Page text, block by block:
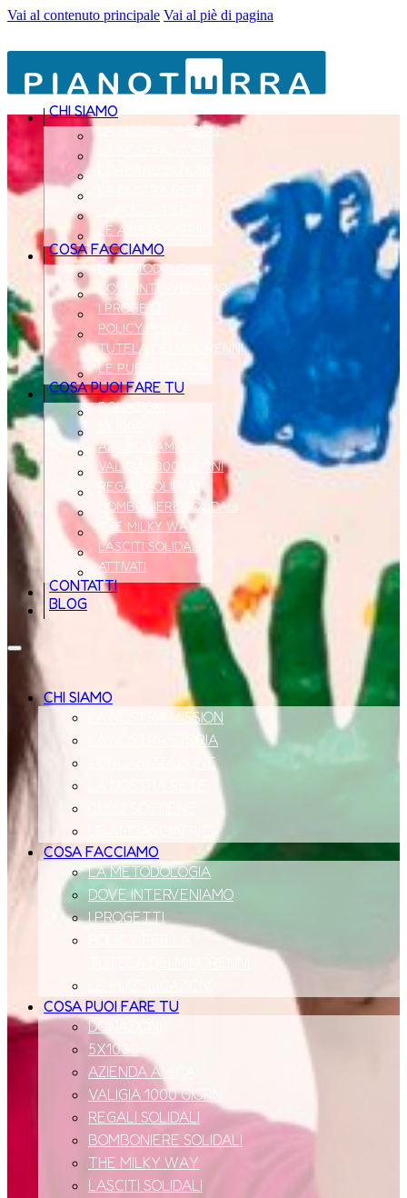
Vai al contenuto principale Vai al piè di pagina
CHI SIAMO
LA NOSTRA MISSION
LA NOSTRA STORIA
LE AMBASCIATRICI
COSA FACCIAMO
LA METODOLOGIA
DOVE INTERVENIAMO
I PROGETTI
POLICY PER LA
TUTELA DEI MINORENNI
LE PUBBLICAZIONI
COSA PUOI FARE TU
DONAZIONI
AZIENDA AMICA
VALIGIA 1000 GIORNI
REGALI SOLIDALI
BOMBONIERE SOLIDALI
THE MILKY WAY
LASCITI SOLIDALI
ATTIVATI
CONTATTI
BLOG
CHI SIAMO
LA NOSTRA MISSION
LA NOSTRA STORIA
L’ORGANIZZAZIONE
COSA FACCIAMO
LA METODOLOGIA
DOVE INTERVENIAMO
I PROGETTI
COSA PUOI FARE TU
DONAZIONI
5X1000
AZIENDA AMICA
VALIGIA 1000 GIORNI
REGALI SOLIDALI
BOMBONIERE SOLIDALI
THE MILKY WAY
LASCITI SOLIDALI